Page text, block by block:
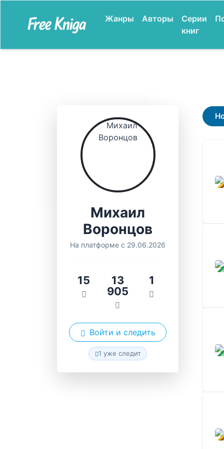
Жанры Авторы
Серии
книг
Михаил
Воронцов
На платформе с 29.06.2026
15
13
905
1
Войти и следить
1 уже следит
В
В